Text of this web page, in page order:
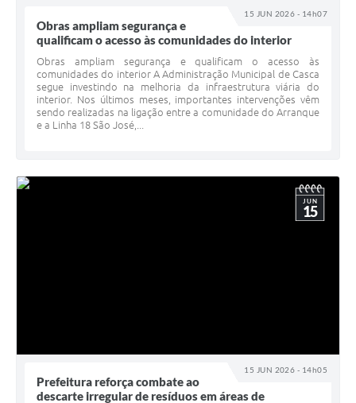
15 JUN 2026 - 14h07
Obras ampliam segurança e
qualificam o acesso às comunidades do interior
Obras ampliam segurança e qualificam o acesso às
comunidades do interior A Administração Municipal de Casca
segue investindo na melhoria da infraestrutura viária do
interior. Nos últimos meses, importantes intervenções vêm
sendo realizadas na ligação entre a comunidade do Arranque
e a Linha 18 São José,...
15 JUN 2026 - 14h05
JUN
15
Prefeitura reforça combate ao
descarte irregular de resíduos em áreas de